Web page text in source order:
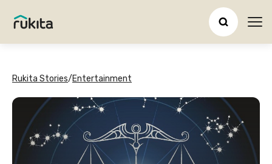
Rukita Stories/Entertainment